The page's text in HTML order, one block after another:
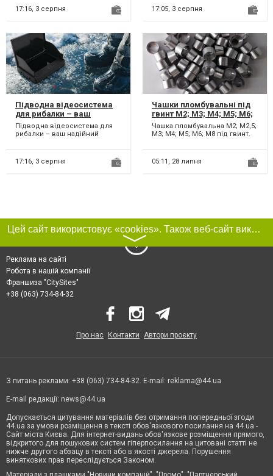
17:16, 3 серпня
17:05, 3 серпня
Підводна відеосистема
для рибалки – ваш
надійний помічник на
глибині до 15 метрів!
Підводна відеосистема для
рибалки – ваш надійний
метрів! Завдяки HD-каме...
17:16, 3 серпня
Чашки пломбувальні під
гвинт М2; М3; М4; М5; М6;
М8
Чашка пломбувальна М2; М2,5;
М3; М4; М5; М6; М8 під гвинт.
Призначення - пломбув...
05:11, 28 липня
Цей сайт використовує «cookies». Також веб-сайт використовує інтернет-сервіс для збору технічних даних стосовно відвідувачів з метою отримання маркетингової та статистичної інформації. Умови обробки даних відвідувачів сайту див.
〉
Реклама на сайті
Робота в нашій компанії
Франшиза "CitySites"
+38 (063) 734-84-32
Про нас Контакти Автори проєкту
З питань реклами: +38 (063) 734-84-32. E-mail: reklama@44.ua
E-mail редакції: news@44.ua
Допускається цитування матеріалів без отримання попередньої згоди
44.ua за умови розміщення в тексті обов'язкового посилання на 44.ua -
Сайт міста Києва. Для інтернет-видань обов'язкове розміщення прямого,
відкритого для пошукових систем гіперпосилання на цитовані статті не
нижче другого абзацу в тексті або в якості джерела. Порушення
виняткових прав переслідується Законом.